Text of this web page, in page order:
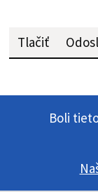
Tlačiť
Boli